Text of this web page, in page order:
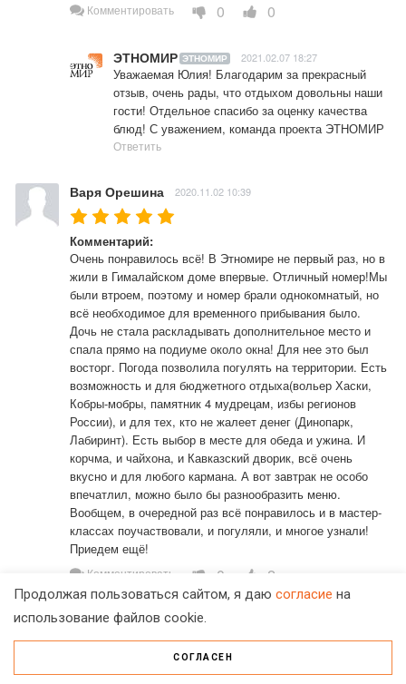
Комментировать 0 0
ЭТНОМИР ЭТНОМИР 2021.02.07 18:27
Уважаемая Юлия! Благодарим за прекрасный
отзыв, очень рады, что отдыхом довольны наши
гости! Отдельное спасибо за оценку качества
блюд! С уважением, команда проекта ЭТНОМИР
Ответить
Варя Орешина 2020.11.02 10:39
Комментарий:
Очень понравилось всё! В Этномире не первый раз, но в
жили в Гималайском доме впервые. Отличный номер!Мы
были втроем, поэтому и номер брали однокомнатый, но
всё необходимое для временного прибывания было.
Дочь не стала раскладывать дополнительное место и
спала прямо на подиуме около окна! Для нее это был
восторг. Погода позволила погулять на территории. Есть
возможность и для бюджетного отдыха(вольер Хаски,
Кобры-мобры, памятник 4 мудрецам, избы регионов
России), и для тех, кто не жалеет денег (Динопарк,
Лабиринт). Есть выбор в месте для обеда и ужина. И
корчма, и чайхона, и Кавказский дворик, всё очень
вкусно и для любого кармана. А вот завтрак не особо
впечатлил, можно было бы разнообразить меню.
Вообщем, в очередной раз всё понравилось и в мастер-
классах поучаствовали, и погуляли, и многое узнали!
Приедем ещё!
Комментировать 0 2
ЭТНОМИР ЭТНОМИР
Уважаемая Варя! Очень приятно получить столь
положительный отклик! Вы успели так многое
посмотреть и посетить. Это прекрасно! С
Продолжая пользоваться сайтом, я даю согласие на
использование файлов cookie.
СОГЛАСЕН